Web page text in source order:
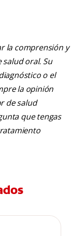
la comprensión y
oral. Su
o el
la opinión
de salud
que tengas